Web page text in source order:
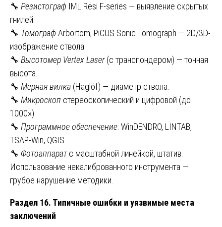
🔧 Резистограф IML Resi F-series — выявление скрытых
гнилей.
🔧 Томограф Arbortom, PiCUS Sonic Tomograph — 2D/3D-
изображение ствола.
🔧 Высотомер Vertex Laser(с транспондером) — точная
высота.
🔧 Мерная вилка (Haglöf) — диаметр ствола.
🔧 Микроскоп стереоскопический и цифровой (до
1000×).
🔧 Программное обеспечение: WinDENDRO, LINTAB,
TSAP-Win, QGIS.
🔧 Фотоаппаратс масштабной линейкой, штатив.
Использование некалиброванного инструмента —
грубое нарушение методики.
Раздел 16. Типичные ошибки и уязвимые места
заключений